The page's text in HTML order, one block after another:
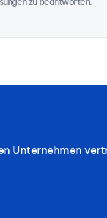
zu beantworten.
Unternehmen